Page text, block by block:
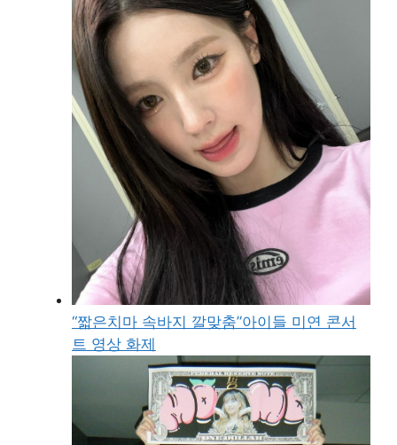
“짧은치마 속바지 깔맞춤”아이들 미연 콘서
트 영상 화제